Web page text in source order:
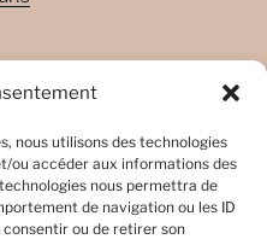
nous utilisons des technologies
ou accéder aux informations des
nous permettra de
de navigation ou les ID
ou de retirer son